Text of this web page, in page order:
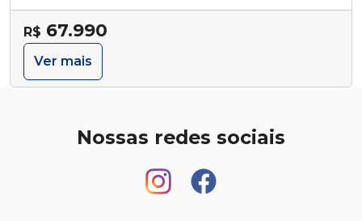
R$ 67.990
Ver mais
Nossas redes sociais